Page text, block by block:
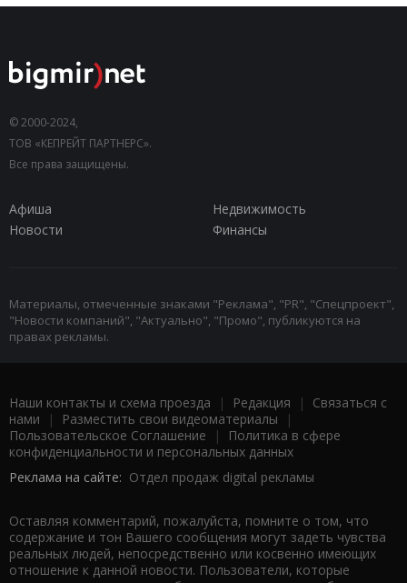
© 2000-2024,
ТОВ «КЕПРЕЙТ ПАРТНЕРС».
Все права защищены.
Афиша
Недвижимость
Новости
Финансы
Материалы, отмеченные знаками "Реклама", "PR", "Спецпроект",
"Новости компаний", "Актуально", "Промо", публикуются на
правах рекламы.
Наши контакты и схема проезда | Редакция | Связаться с
нами | Разместить свои видеоматериалы |
Пользовательское Соглашение |
Политика в сфере
конфиденциальности и персональных данных
Реклама на сайте: Отдел продаж digital рекламы
Оставляя комментарий, пожалуйста, помните о том, что
содержание и тон Вашего сообщения могут задеть чувства
реальных людей, непосредственно или косвенно имеющих
отношение к данной новости. Пользователи, которые